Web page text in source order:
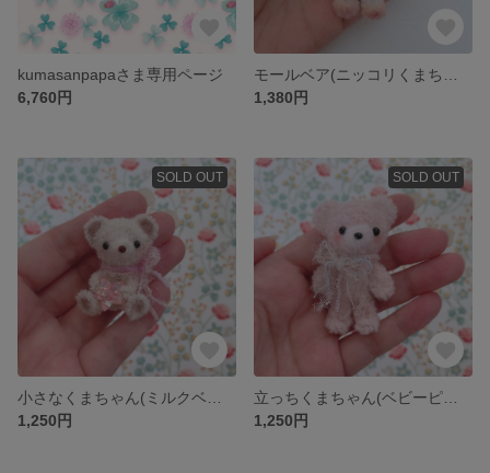
kumasanpapaさま専用ページ
6,760円
1,380円
SOLD OUT
1,250円
SOLD OUT
1,250円